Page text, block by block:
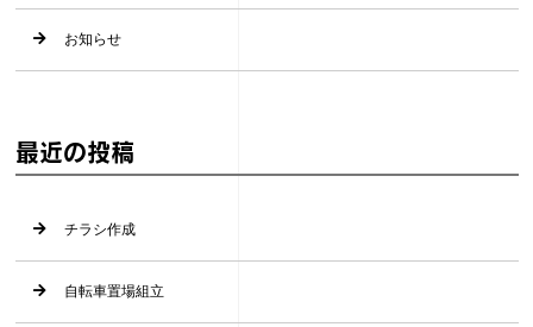
お知らせ
最近の投稿
チラシ作成
自転車置場組立